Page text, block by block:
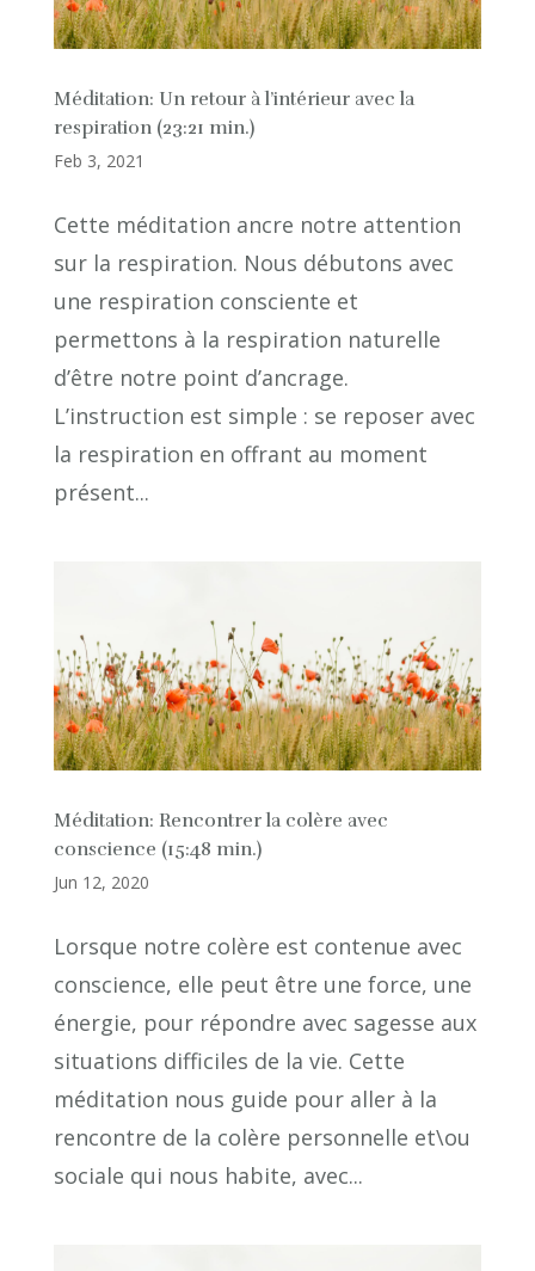
Méditation: Un retour à l’intérieur avec la
respiration (23:21 min.)
Feb 3, 2021
Cette méditation ancre notre attention
sur la respiration. Nous débutons avec
une respiration consciente et
permettons à la respiration naturelle
d’être notre point d’ancrage.
L’instruction est simple : se reposer avec
la respiration en offrant au moment
présent...
Méditation: Rencontrer la colère avec
conscience (15:48 min.)
Jun 12, 2020
Lorsque notre colère est contenue avec
conscience, elle peut être une force, une
énergie, pour répondre avec sagesse aux
situations difficiles de la vie. Cette
méditation nous guide pour aller à la
rencontre de la colère personnelle et\ou
sociale qui nous habite, avec...